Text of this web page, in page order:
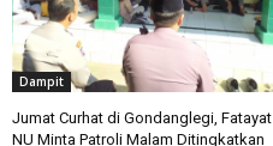
Dampit
Jumat Curhat di Gondanglegi, Fatayat
NU Minta Patroli Malam Ditingkatkan